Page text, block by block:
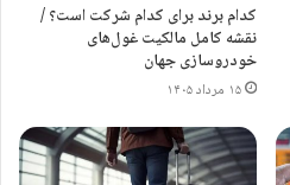
کدام برند برای کدام شرکت است؟ /
نقشه کامل مالکیت غول‌های
خودروسازی جهان
۱۵ مرداد ۱۴۰۵